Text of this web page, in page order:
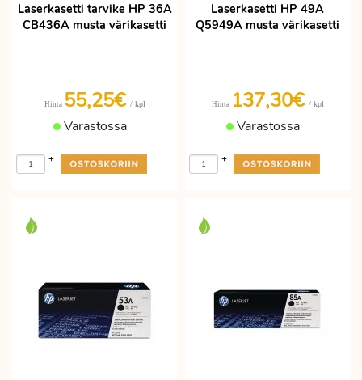
Laserkasetti tarvike HP 36A
CB436A musta värikasetti
Hinta 55,25€ / kpl
Varastossa
-
+
Laserkasetti HP 49A
Q5949A musta värikasetti
Hinta 137,30€ / kpl
Varastossa
-
+